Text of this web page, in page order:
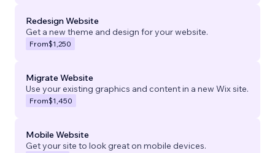
Redesign Website
Get a new theme and design for your website.
From$1,250
Migrate Website
Use your existing graphics and content in a new Wix site.
From$1,450
Mobile Website
Get your site to look great on mobile devices.